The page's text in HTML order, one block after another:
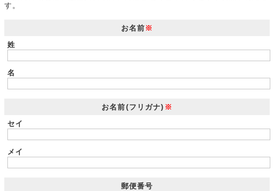
す。
お名前※
姓
名
お名前(フリガナ) ※
セイ
メイ
郵便番号